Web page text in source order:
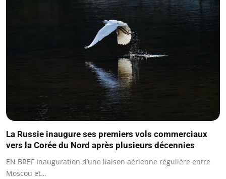
La Russie inaugure ses premiers vols commerciaux
vers la Corée du Nord après plusieurs décennies
EN BREF Inauguration d’une liaison aérienne régulière entre
Moscou et…